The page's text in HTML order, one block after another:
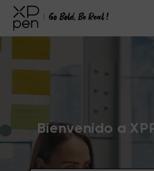
Bienvenido a